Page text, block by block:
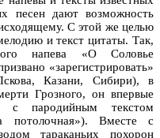
песен дают возможность
С этой же целью
и текст цитаты. Так,
напева «О Соловье
«зарегистрировать»
Казани, Сибири), в
Грозного, он впервые
с пародийным текстом
потолочная»). Вместе с
тараканьих похорон